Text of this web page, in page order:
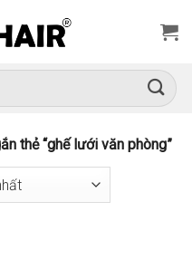
thẻ “ghế lưới văn phòng”